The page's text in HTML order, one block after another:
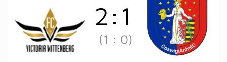
2 : 1
(1 : 0)